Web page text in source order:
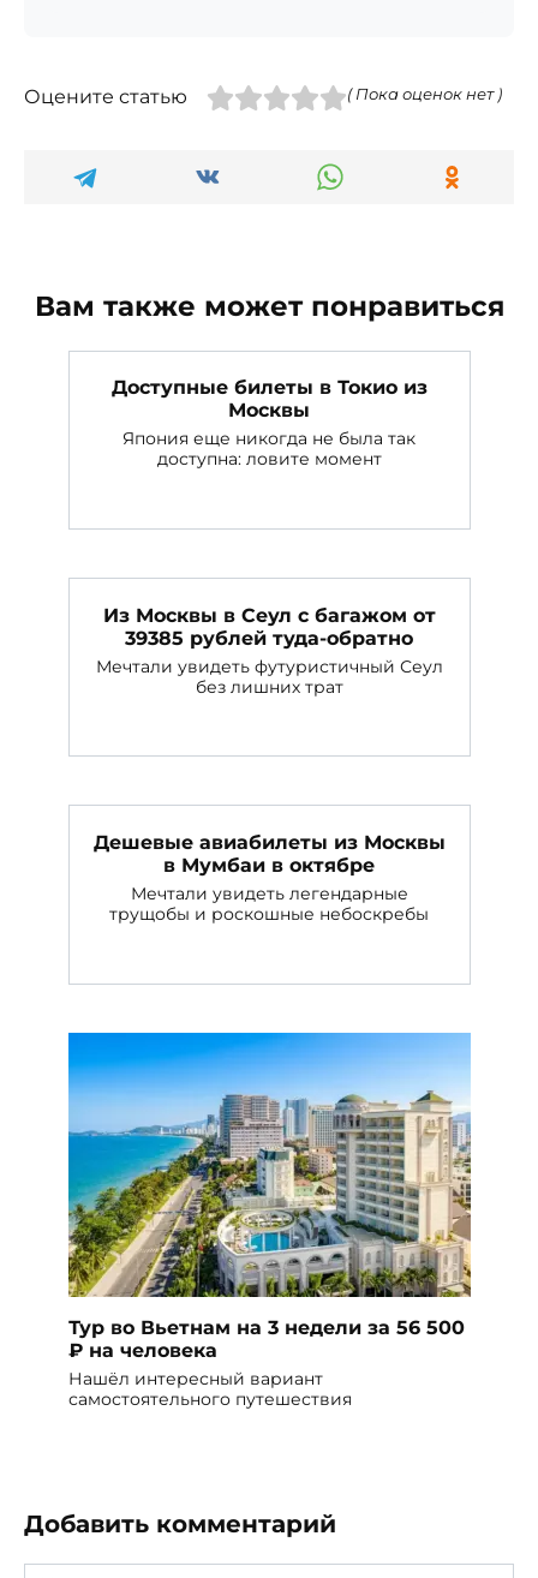
Оцените статью ( Пока оценок нет )
Вам также может понравиться
Доступные билеты в Токио из
Москвы
Япония еще никогда не была так
доступна: ловите момент
Из Москвы в Сеул с багажом от
39385 рублей туда-обратно
Мечтали увидеть футуристичный Сеул
без лишних трат
Дешевые авиабилеты из Москвы
в Мумбаи в октябре
Мечтали увидеть легендарные
трущобы и роскошные небоскребы
Тур во Вьетнам на 3 недели за 56 500
₽ на человека
Нашёл интересный вариант
самостоятельного путешествия
Добавить комментарий
Имя